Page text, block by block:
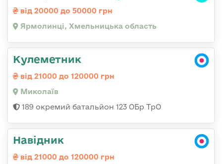
від 20000 до 50000 грн
Ярмолинці, Хмельницька область
Кулеметник
від 21000 до 120000 грн
Миколаїв
189 окремий батальйон 123 ОБр ТрО
Навідник
від 21000 до 120000 грн